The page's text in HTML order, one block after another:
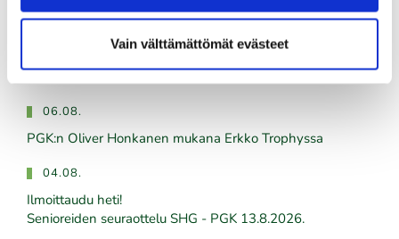
Vain välttämättömät evästeet
Tuoreimmat uutiset
06.08.
PGK:n Oliver Honkanen mukana Erkko Trophyssa
04.08.
Ilmoittaudu heti!
​​​​​​​Senioreiden seuraottelu SHG - PGK 13.8.2026.